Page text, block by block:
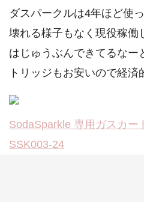
ダスパークルは4年ほど使
壊れる様子もなく現役稼働
はじゅうぶんできてるなー
トリッジもお安いので経済
SodaSparkle 専用ガスカー
SSK003-24